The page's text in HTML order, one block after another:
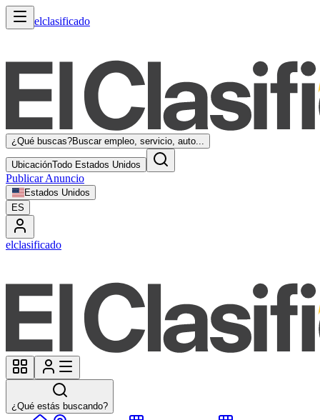
elclasificado
¿Qué buscas?Buscar empleo, servicio, auto...
UbicaciónTodo Estados Unidos
Publicar Anuncio
Estados Unidos
ES
elclasificado
¿Qué estás buscando?